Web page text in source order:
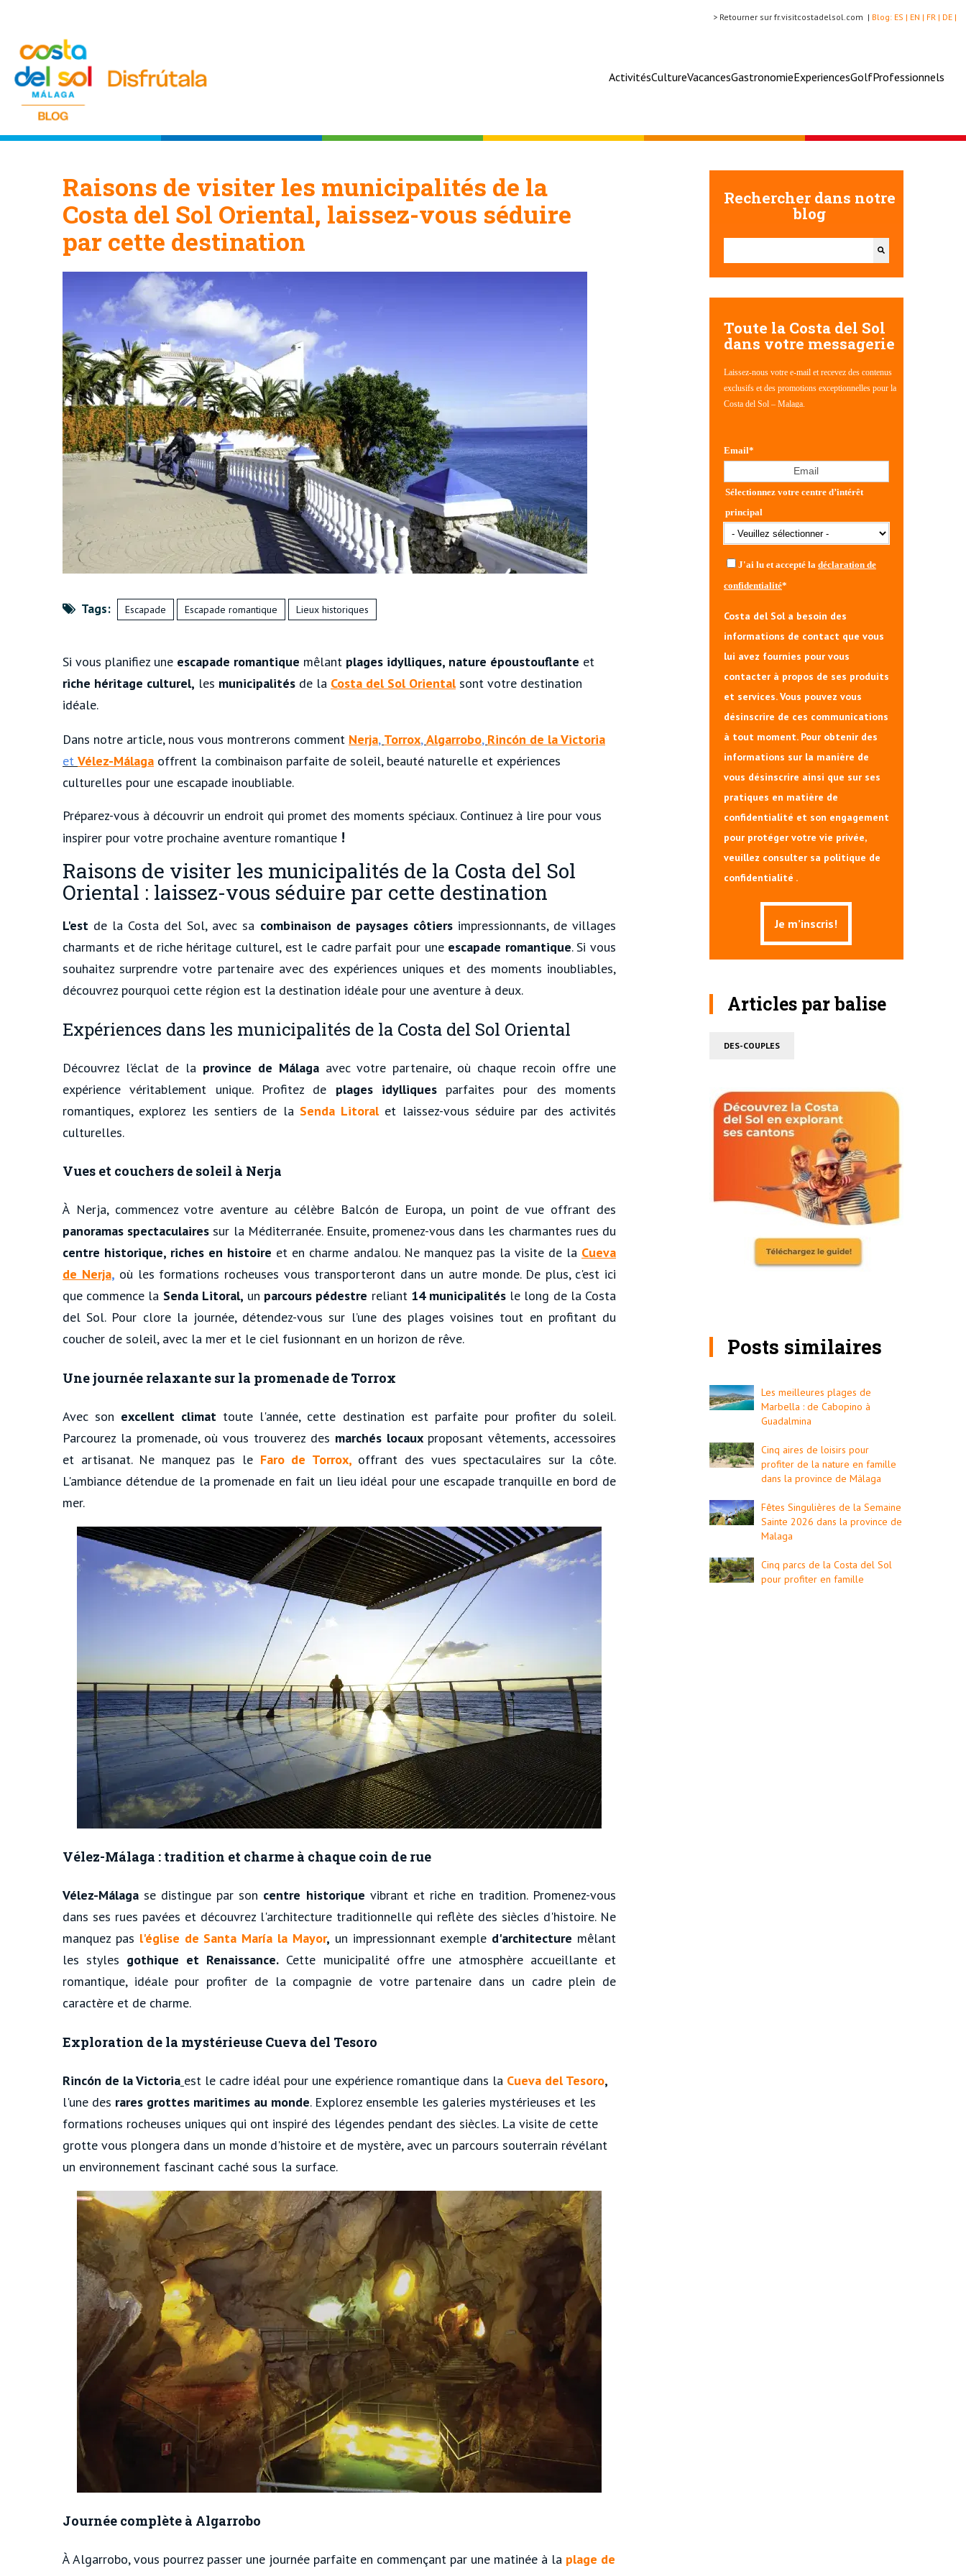
DE |
FR |
EN |
ES |
Blog:
> Retourner sur fr.visitcostadelsol.com |
ActivitésCultureVacancesGastronomieExperiencesGolfProfessionnels
Raisons de visiter les municipalités de la
Costa del Sol Oriental, laissez-vous séduire
par cette destination
Tags: Escapade Escapade romantique Lieux historiques
Si vous planifiez une escapade romantique mêlant plages idylliques, nature époustouflante et
riche héritage culturel, les municipalités de la Costa del Sol Orientalsont votre destination
idéale.
Dans notre article, nous vous montrerons comment Nerja, Torrox, Algarrobo, Rincón de la Victoria
et Vélez-Málaga offrent la combinaison parfaite de soleil, beauté naturelle et expériences
culturelles pour une escapade inoubliable.
Préparez-vous à découvrir un endroit qui promet des moments spéciaux. Continuez à lire pour vous
inspirer pour votre prochaine aventure romantique !
Raisons de visiter les municipalités de la Costa del Sol
Oriental : laissez-vous séduire par cette destination
L'est de la Costa del Sol, avec sa combinaison de paysages côtiers impressionnants, de villages
charmants et de riche héritage culturel, est le cadre parfait pour une escapade romantique. Si vous
souhaitez surprendre votre partenaire avec des expériences uniques et des moments inoubliables,
découvrez pourquoi cette région est la destination idéale pour une aventure à deux.
Expériences dans les municipalités de la Costa del Sol Oriental
Découvrez l’éclat de la province de Málaga avec votre partenaire, où chaque recoin offre une
expérience véritablement unique. Profitez de plages idylliquesparfaites pour des moments
romantiques, explorez les sentiers de la Senda Litoralet laissez-vous séduire par des activités
culturelles.
Vues et couchers de soleil à Nerja
À Nerja, commencez votre aventure au célèbre Balcón de Europa, un point de vue offrant des
panoramas spectaculaires sur la Méditerranée. Ensuite, promenez-vous dans les charmantes rues du
centre historique, riches en histoire et en charme andalou. Ne manquez pas la visite de la Cueva
de Nerja, où les formations rocheuses vous transporteront dans un autre monde. De plus, c'est ici
que commence la Senda Litoral, un parcours pédestre reliant 14 municipalités le long de la Costa
del Sol. Pour clore la journée, détendez-vous sur l’une des plages voisines tout en profitant du
coucher de soleil, avec la mer et le ciel fusionnant en un horizon de rêve.
Une journée relaxante sur la promenade de Torrox
Avec son excellent climat toute l'année, cette destination est parfaite pour profiter du soleil.
Parcourez la promenade, où vous trouverez des marchés locauxproposant vêtements, accessoires
et artisanat. Ne manquez pas le Faro de Torrox, offrant des vues spectaculaires sur la côte.
L'ambiance détendue de la promenade en fait un lieu idéal pour une escapade tranquille en bord de
mer.
Vélez-Málaga : tradition et charme à chaque coin de rue
Vélez-Málaga se distingue par son centre historique vibrant et riche en tradition. Promenez-vous
dans ses rues pavées et découvrez l'architecture traditionnelle qui reflète des siècles d'histoire. Ne
manquez pas l'église de Santa María la Mayor, un impressionnant exemple d'architecture mêlant
les styles gothique et Renaissance. Cette municipalité offre une atmosphère accueillante et
romantique, idéale pour profiter de la compagnie de votre partenaire dans un cadre plein de
caractère et de charme.
Exploration de la mystérieuse Cueva del Tesoro
Rincón de la Victoria est le cadre idéal pour une expérience romantique dans la Cueva del Tesoro,
l'une des rares grottes maritimes au monde. Explorez ensemble les galeries mystérieuses et les
formations rocheuses uniques qui ont inspiré des légendes pendant des siècles. La visite de cette
grotte vous plongera dans un monde d'histoire et de mystère, avec un parcours souterrain révélant
un environnement fascinant caché sous la surface.
Journée complète à Algarrobo
À Algarrobo, vous pourrez passer une journée parfaite en commençant par une matinée à la plage de
Rechercher dans notre
blog
Il s'agit d'un champ de recherche auquel est associée
Toute la Costa del Sol
dans votre messagerie
Laissez-nous votre e-mail et recevez des contenus
exclusifs et des promotions exceptionnelles pour la
Costa del Sol – Malaga.
Email*
Sélectionnez votre centre d’intérêt
principal
J'ai lu et accepté la déclaration de
confidentialité*
Costa del Sol a besoin des
informations de contact que vous
lui avez fournies pour vous
contacter à propos de ses produits
et services. Vous pouvez vous
désinscrire de ces communications
à tout moment. Pour obtenir des
informations sur la manière de
vous désinscrire ainsi que sur ses
pratiques en matière de
confidentialité et son engagement
pour protéger votre vie privée,
veuillez consulter sa politique de
confidentialité .
Articles par balise
DES-COUPLES
Posts similaires
Les meilleures plages de
Marbella : de Cabopino à
Guadalmina
Cinq aires de loisirs pour
profiter de la nature en famille
dans la province de Málaga
Fêtes Singulières de la Semaine
Sainte 2026 dans la province de
Malaga
Cinq parcs de la Costa del Sol
pour profiter en famille